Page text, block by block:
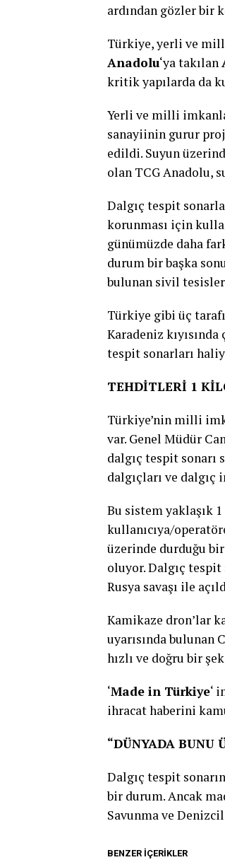
ardından gözler bir
Türkiye, yerli ve
Anadolu‘ya takılan
kritik yapılarda da
Yerli ve milli
sanayiinin gurur
edildi. Suyun
olan TCG Anadolu,
Dalgıç tespit
korunması için
günümüzde daha
durum bir başka
bulunan sivil
Türkiye gibi üç
Karadeniz
tespit sonarları
TEHDİTLERİ 1
Türkiye’nin milli
var. Genel Müdür
dalgıç tespit sonarı
dalgıçları ve
Bu sistem yaklaşık
kullanıcıya/
üzerinde durduğu bir
oluyor. Dalgıç
Rusya savaşı ile
Kamikaze dron’lar
uyarısında bulunan
hızlı ve doğru bir
‘Made in Türkiye‘
ihracat haberini
“DÜNYADA BUNU
Dalgıç tespit
bir durum. Ancak
Savunma ve
BENZER İÇERIKLER